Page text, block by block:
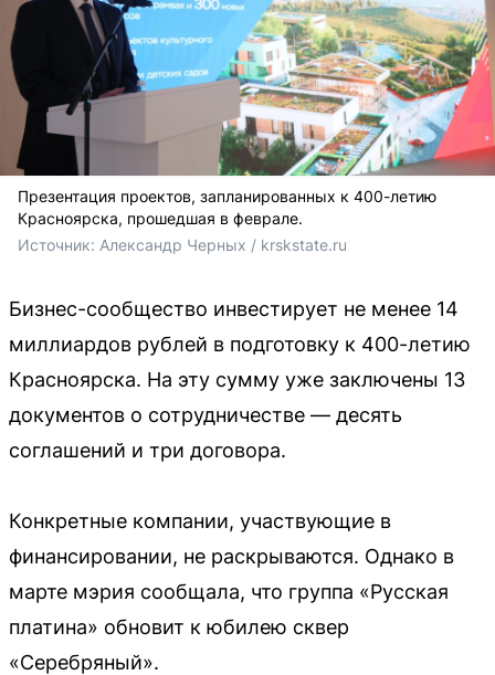
Презентация проектов, запланированных к 400-летию
Красноярска, прошедшая в феврале.
Источник: Александр Черных / krskstate.ru
Бизнес-сообщество инвестирует не менее 14
миллиардов рублей в подготовку к 400-летию
Красноярска. На эту сумму уже заключены 13
документов о сотрудничестве — десять
соглашений и три договора.
Конкретные компании, участвующие в
финансировании, не раскрываются. Однако в
марте мэрия сообщала, что группа «Русская
платина» обновит к юбилею сквер
«Серебряный».